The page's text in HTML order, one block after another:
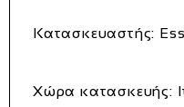
Κατασκευαστής:
Χώρα κατασκευής: